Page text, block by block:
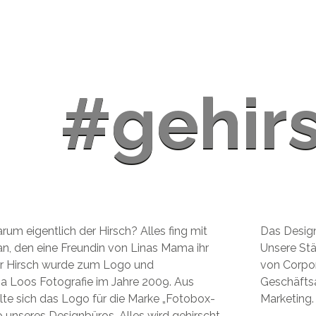
eigentlich der Hirsch? Alles fing mit
den eine Freundin von Linas Mama ihr
Hirsch wurde zum Logo und
Loos Fotografie im Jahre 2009. Aus
sich das Logo für die Marke „Fotobox-
klassische Werbeagentur aufgebaut.
Konzeption, Gestaltung und Umsetzung
vom Logo über die
Website und Social Media
Marketing.